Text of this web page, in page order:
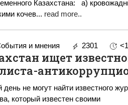
Казахстана: а)
кочев... read more..
и мнения 2301
ищет
день не могут найти известного
который известен своими